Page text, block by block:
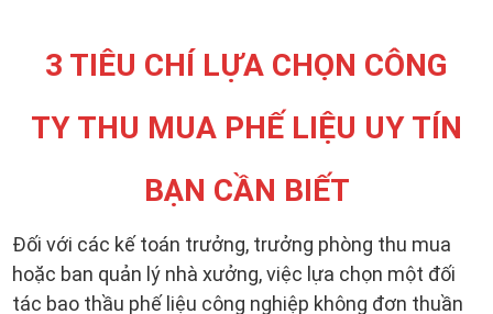
3 TIÊU CHÍ LỰA CHỌN CÔNG
TY THU MUA PHẾ LIỆU UY TÍN
BẠN CẦN BIẾT
Đối với các kế toán trưởng, trưởng phòng thu mua
hoặc ban quản lý nhà xưởng, việc lựa chọn một đối
tác bao thầu phế liệu công nghiệp không đơn thuần